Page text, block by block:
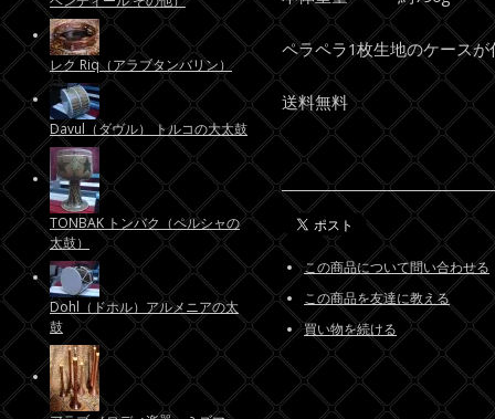
ペラペラ1枚生地のケース
送料無料
この商品について問い合わせる
この商品を友達に教える
買い物を続ける
レク Riq（アラブタンバリン）
Davul（ダヴル） トルコの大太鼓
TONBAK トンバク（ペルシャの
太鼓）
Dohl（ドホル）アルメニアの太
鼓